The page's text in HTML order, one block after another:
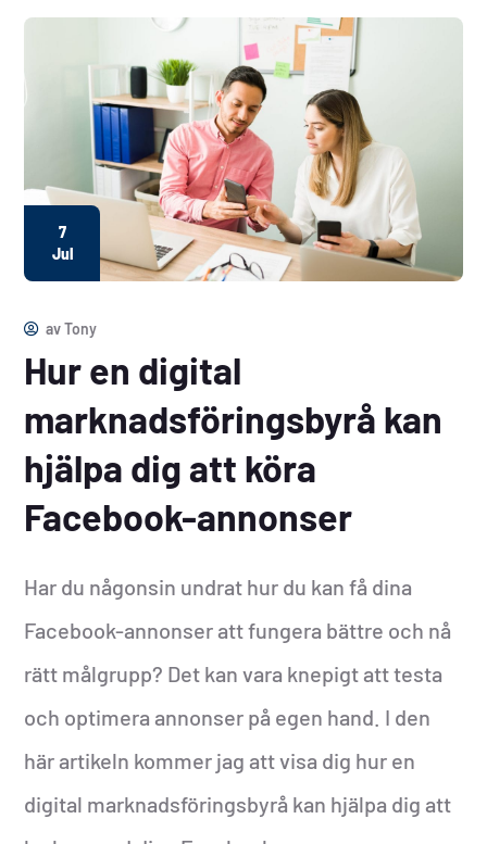
7
Jul
avTony
Hur en digital
marknadsföringsbyrå kan
hjälpa dig att köra
Facebook-annonser
Har du någonsin undrat hur du kan få dina
Facebook-annonser att fungera bättre och nå
rätt målgrupp? Det kan vara knepigt att testa
och optimera annonser på egen hand. I den
här artikeln kommer jag att visa dig hur en
digital marknadsföringsbyrå kan hjälpa dig att